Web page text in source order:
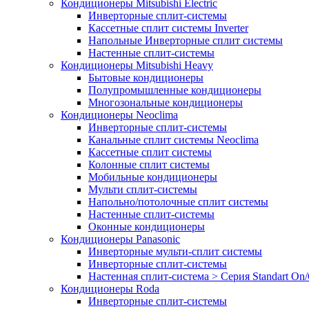
Кондиционеры Mitsubishi Electric
Инверторные сплит-системы
Кассетные сплит системы Inverter
Напольные Инверторные сплит системы
Настенные сплит-системы
Кондиционеры Mitsubishi Heavy
Бытовые кондиционеры
Полупромышленные кондиционеры
Многозональные кондиционеры
Кондиционеры Neoclima
Инверторные сплит-системы
Канальные сплит системы Neoclima
Кассетные сплит системы
Колонные сплит системы
Мобильные кондиционеры
Мульти сплит-системы
Напольно/потолочные сплит системы
Настенные сплит-системы
Оконные кондиционеры
Кондиционеры Panasonic
Инверторные мульти-сплит системы
Инверторные сплит-системы
Настенная сплит-система > Серия Standart
Кондиционеры Roda
Инверторные сплит-системы